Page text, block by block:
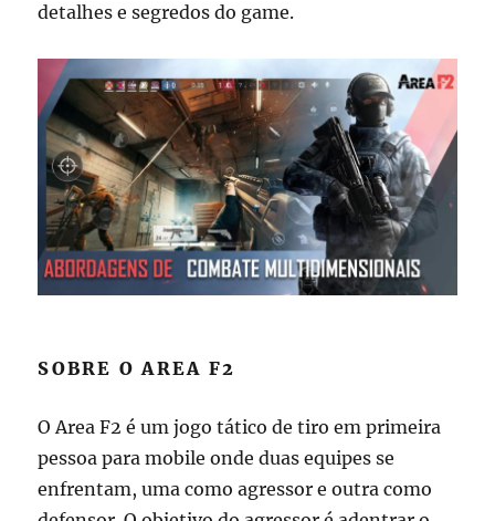
detalhes e segredos do game.
SOBRE O AREA F2
O Area F2 é um jogo tático de tiro em primeira
pessoa para mobile onde duas equipes se
enfrentam, uma como agressor e outra como